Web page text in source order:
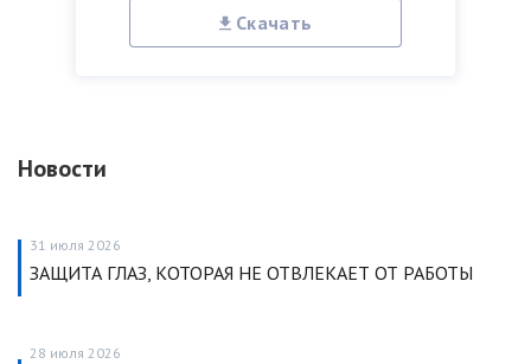
Скачать
Новости
31 июля 2026
ЗАЩИТА ГЛАЗ, КОТОРАЯ НЕ ОТВЛЕКАЕТ ОТ РАБОТЫ
28 июля 2026